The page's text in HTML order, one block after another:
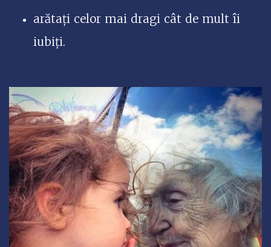
arătaţi celor mai dragi cât de mult îi
iubiţi.